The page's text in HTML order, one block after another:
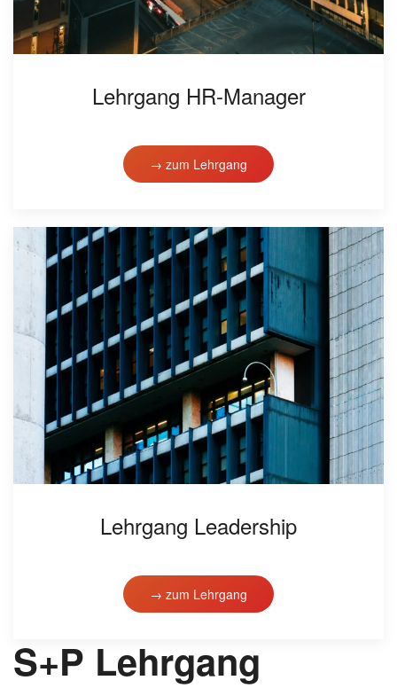
Lehrgang HR-Manager
→ zum Lehrgang
Lehrgang Leadership
→ zum Lehrgang
S+P Lehrgang